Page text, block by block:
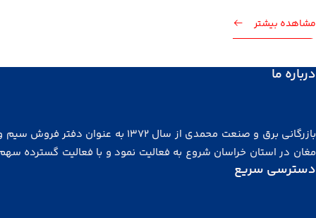
مشاهده بیشتر
درباره ما
بازرگانی برق و صنعت محمدی از سال ۱۳۷۲ به عنوان دفتر
مغان در استان خراسان شروع به فعالیت نمود و با فعالیت گسترده
توجهی از بازار خراسان، شرق کشور، آسیای میانه و افغانستان را
دسترسی سریع